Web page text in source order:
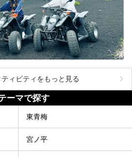
ィビティをもっと見る
ーマで探す
東青梅
宮ノ平